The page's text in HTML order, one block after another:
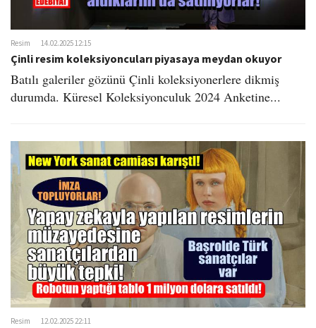
o
n
Resim 14.02.2025 12:15
Çinli resim koleksiyoncuları piyasaya meydan okuyor
Batılı galeriler gözünü Çinli koleksiyonerlere dikmiş
durumda. Küresel Koleksiyonculuk 2024 Anketine...
Resim 12.02.2025 22:11